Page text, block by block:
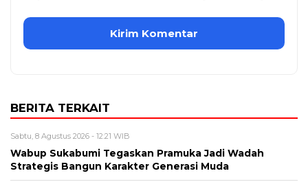
BERITA TERKAIT
Sabtu, 8 Agustus 2026 - 12:21 WIB
Wabup Sukabumi Tegaskan Pramuka Jadi Wadah
Strategis Bangun Karakter Generasi Muda